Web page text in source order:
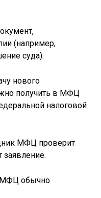
(например,
суда).
нового
получить в МФЦ
налоговой
МФЦ проверит
МФЦ обычно